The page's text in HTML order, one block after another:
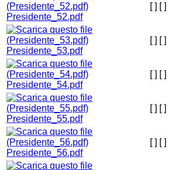
Presidente_52.pdf
[ ] [ ]
Presidente_53.pdf
[ ] [ ]
Presidente_54.pdf
[ ] [ ]
Presidente_55.pdf
[ ] [ ]
Presidente_56.pdf
[ ] [ ]